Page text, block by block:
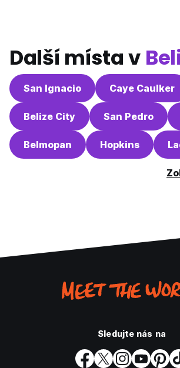
Další místa v
San Ignacio Caye Caulker
Belize City San Pedro
Belmopan Hopkins
Sledujte nás na